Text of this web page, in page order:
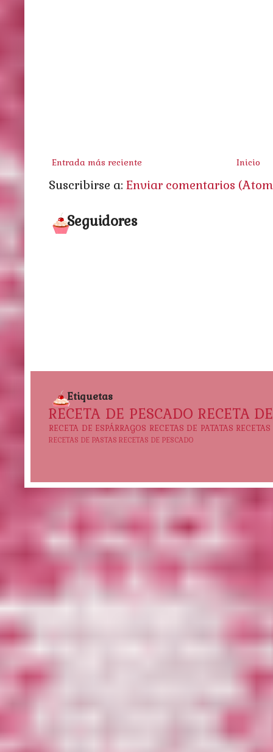
Entrada más reciente Inicio
Suscribirse a: Enviar comentarios
Seguidores
Etiquetas
RECETA DE PESCADO RECETA
RECETA DE ESPÁRRAGOS RECETAS DE PATATAS
RECETAS DE PASTAS RECETAS DE PESCADO